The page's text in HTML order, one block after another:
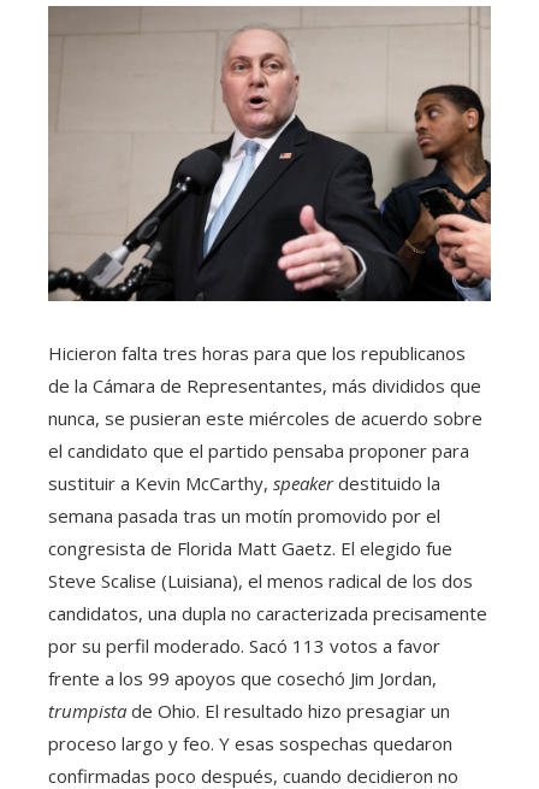
Hicieron falta tres horas para que los republicanos
de la Cámara de Representantes, más divididos que
nunca, se pusieran este miércoles de acuerdo sobre
el candidato que el partido pensaba proponer para
sustituir a Kevin McCarthy, speakerdestituido la
semana pasada tras un motín promovido por el
congresista de Florida Matt Gaetz. El elegido fue
Steve Scalise (Luisiana), el menos radical de los dos
candidatos, una dupla no caracterizada precisamente
por su perfil moderado. Sacó 113 votos a favor
frente a los 99 apoyos que cosechó Jim Jordan,
trumpista de Ohio. El resultado hizo presagiar un
proceso largo y feo. Y esas sospechas quedaron
confirmadas poco después, cuando decidieron no